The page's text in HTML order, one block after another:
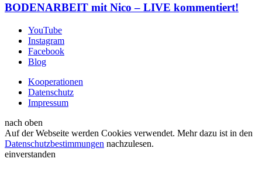
BODENARBEIT mit Nico – LIVE kommentiert!
YouTube
Instagram
Facebook
Blog
Kooperationen
Datenschutz
Impressum
nach oben
Auf der Webseite werden Cookies verwendet. Mehr dazu ist in den
Datenschutzbestimmungen nachzulesen.
einverstanden